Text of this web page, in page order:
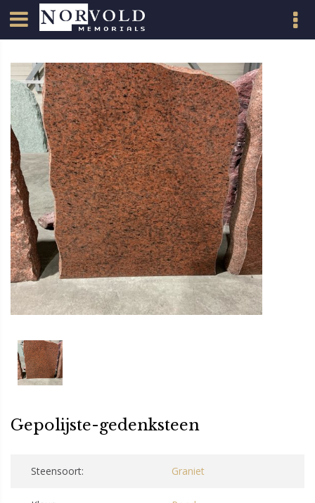
Gepolijste-gedenksteen
Steensoort: Graniet